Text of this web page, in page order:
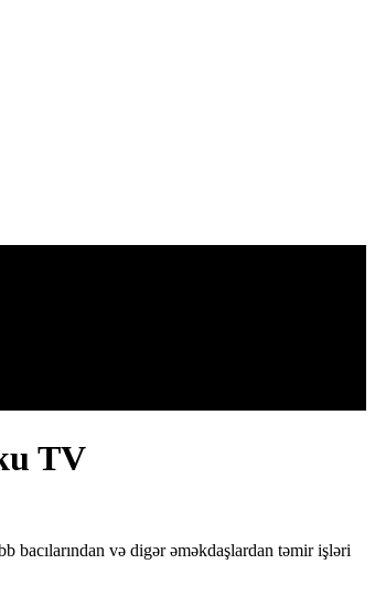
TV
bacılarından və digər əməkdaşlardan təmir işləri